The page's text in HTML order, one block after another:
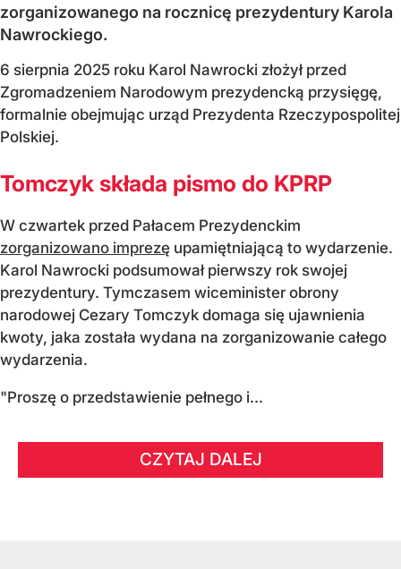
zorganizowanego na rocznicę prezydentury Karola
Nawrockiego.
6 sierpnia 2025 roku Karol Nawrocki złożył przed
Zgromadzeniem Narodowym prezydencką przysięgę,
formalnie obejmując urząd Prezydenta Rzeczypospolitej
Polskiej.
Tomczyk składa pismo do KPRP
W czwartek przed Pałacem Prezydenckim
zorganizowano imprezę upamiętniającą to wydarzenie.
Karol Nawrocki podsumował pierwszy rok swojej
prezydentury. Tymczasem wiceminister obrony
narodowej Cezary Tomczyk domaga się ujawnienia
kwoty, jaka została wydana na zorganizowanie całego
wydarzenia.
"Proszę o przedstawienie pełnego i...
CZYTAJ DALEJ